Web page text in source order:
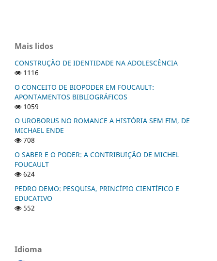
Mais lidos
CONSTRUÇÃO DE IDENTIDADE NA ADOLESCÊNCIA
1116
O CONCEITO DE BIOPODER EM FOUCAULT:
APONTAMENTOS BIBLIOGRÁFICOS
1059
O UROBORUS NO ROMANCE A HISTÓRIA SEM FIM, DE
MICHAEL ENDE
708
O SABER E O PODER: A CONTRIBUIÇÃO DE MICHEL
FOUCAULT
624
PEDRO DEMO: PESQUISA, PRINCÍPIO CIENTÍFICO E
EDUCATIVO
552
Idioma